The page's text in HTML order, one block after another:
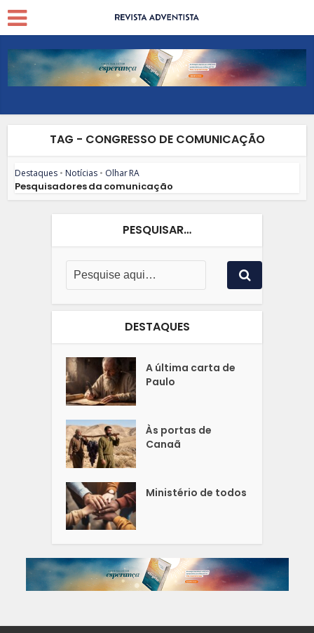
TAG - CONGRESSO DE COMUNICAÇÃO
Destaques • Notícias • Olhar RA
Pesquisadores da comunicação
PESQUISAR…
DESTAQUES
A última carta de
Paulo
Às portas de
Canaã
Ministério de todos